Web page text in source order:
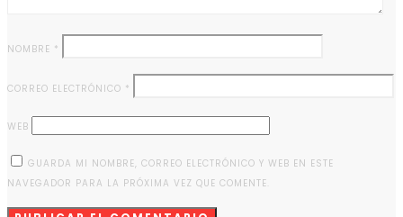
NOMBRE *
CORREO ELECTRÓNICO *
WEB
GUARDA MI NOMBRE, CORREO ELECTRÓNICO Y WEB EN ESTE
NAVEGADOR PARA LA PRÓXIMA VEZ QUE COMENTE.